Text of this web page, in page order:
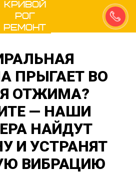
Кривой
Рог
Ремонт
ПРЫГАЕТ ВО
ОТЖИМА?
— НАШИ
НАЙДУТ
И УСТРАНЯТ
ВИБРАЦИЮ